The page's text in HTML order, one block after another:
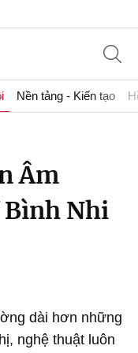
Nền tảng - Kiến tạo
Âm
Bình Nhi
dài hơn những
nghệ thuật luôn